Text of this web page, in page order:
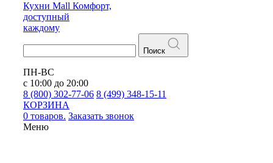
Кухни Mall Комфорт,
доступный
каждому
Поиск
ПН-ВС
с 10:00 до 20:00
8 (800) 302-77-06 8 (499) 348-15-11
КОРЗИНА
0 товаров. Заказать звонок
Меню